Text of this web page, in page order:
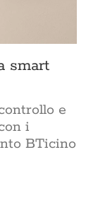
smart
e
i
BTicino